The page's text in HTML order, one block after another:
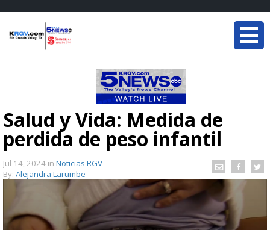
Salud y Vida: Medida de
perdida de peso infantil
Jul 14, 2024 in Noticias RGV
By: Alejandra Larumbe